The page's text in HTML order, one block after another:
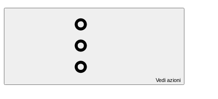
Vedi azioni